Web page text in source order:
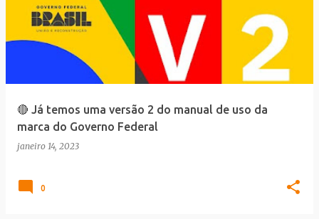
🔴 Já temos uma versão 2 do manual de uso da
marca do Governo Federal
janeiro 14, 2023
0